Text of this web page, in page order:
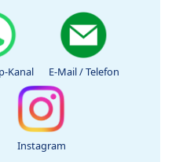
Kanal E-Mail / Telefon
Instagram